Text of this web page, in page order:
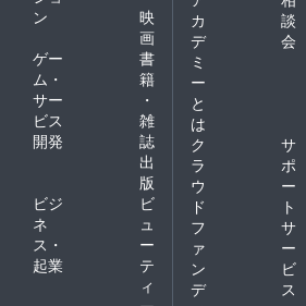
ン
映
画
ゲー
ム・
サー
ビス
開発
書
籍
・
雑
誌
出
版
ビジ
ネ
ス・
起業
ビ
ュ
ー
テ
ィ
カ
デ
ミ
ー
と
は
談
会
ク
ラ
ウ
ド
フ
ァ
ン
デ
サ
ポ
ー
ト
サ
ー
ビ
ス